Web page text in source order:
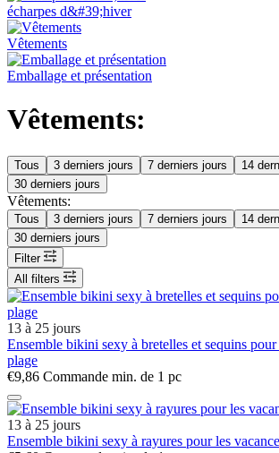
écharpes d&#39;hiver
Vêtements
Emballage et présentation
Vêtements:
Tous 3 derniers jours 7 derniers jours
14
30 derniers jours
Vêtements:
Tous 3 derniers jours 7 derniers jours
14
30 derniers jours
Filter
All filters
13 à 25 jours
Ensemble bikini sexy à bretelles et sequins pour
plage
€9,86 Commande min. de 1 pc
13 à 25 jours
Ensemble bikini sexy à rayures pour les